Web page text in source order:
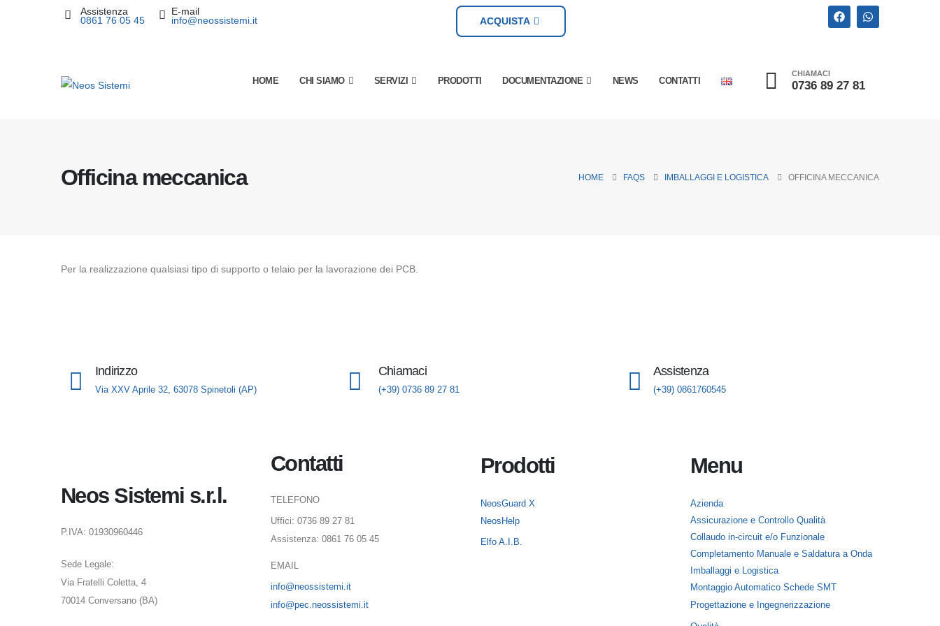
Assistenza
0861 76 05 45
E-mail
info@neossistemi.it
ACQUISTA
HOME CHI SIAMO SERVIZI PRODOTTI DOCUMENTAZIONE NEWS CONTATTI
CHIAMACI
0736 89 27 81
Officina meccanica HOME FAQS IMBALLAGGI E LOGISTICA OFFICINA MECCANICA
Per la realizzazione qualsiasi tipo di supporto o telaio per la lavorazione dei PCB.
Indirizzo
Via XXV Aprile 32, 63078 Spinetoli (AP)
Chiamaci
(+39) 0736 89 27 81
Assistenza
(+39) 0861760545
Neos Sistemi s.r.l.
P.IVA: 01930960446
Sede Legale:
Via Fratelli Coletta, 4
70014 Conversano (BA)
Contatti
TELEFONO
Uffici: 0736 89 27 81
Assistenza: 0861 76 05 45
EMAIL
info@neossistemi.it
info@pec.neossistemi.it
Prodotti
NeosGuard X
NeosHelp
Elfo A.I.B.
Menu
Azienda
Assicurazione e Controllo Qualità
Collaudo in-circuit e/o Funzionale
Completamento Manuale e Saldatura a Onda
Imballaggi e Logistica
Montaggio Automatico Schede SMT
Progettazione e Ingegnerizzazione